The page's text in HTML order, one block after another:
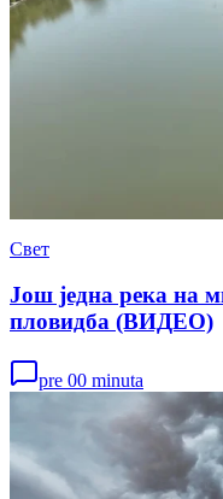
Свет
Још једна река на
пловидба (ВИДЕО)
pre 00 minuta